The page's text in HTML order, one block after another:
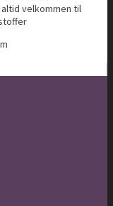
velkommen til